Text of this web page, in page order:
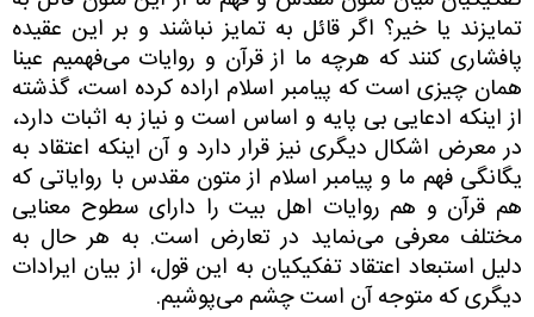
تمایزند یا خیر؟ اگر قائل به تمایز نباشند و بر این عقیده
پافشاری کنند که هرچه ما از قرآن و روایات می‌فهمیم عینا
همان چیزی است که پیامبر اسلام اراده کرده است، گذشته
از اینکه ادعایی بی پایه و اساس است و نیاز به اثبات دارد،
در معرض اشکال دیگری نیز قرار دارد و آن اینکه اعتقاد به
یگانگی فهم ما و پیامبر اسلام از متون مقدس با روایاتی که
هم قرآن و هم روایات اهل بیت را دارای سطوح معنایی
مختلف معرفی می‌نماید در تعارض است. به هر حال به
دلیل استبعاد اعتقاد تفکیکیان به این قول، از بیان ایرادات
دیگری که متوجه آن است چشم می‌پوشیم.